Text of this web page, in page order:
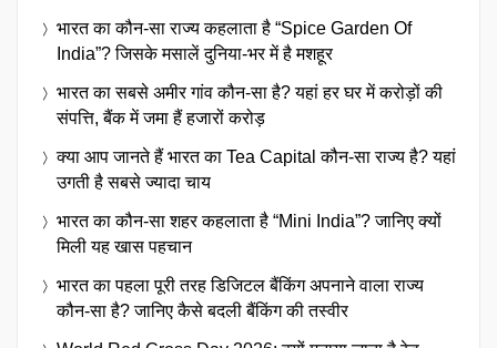
भारत का कौन-सा राज्य कहलाता है “Spice Garden Of
India”? जिसके मसालें दुनिया-भर में है मशहूर
भारत का सबसे अमीर गांव कौन-सा है? यहां हर घर में करोड़ों की
संपत्ति, बैंक में जमा हैं हजारों करोड़
क्या आप जानते हैं भारत का Tea Capital कौन-सा राज्य है? यहां
उगती है सबसे ज्यादा चाय
भारत का कौन-सा शहर कहलाता है “Mini India”? जानिए क्यों
मिली यह खास पहचान
भारत का पहला पूरी तरह डिजिटल बैंकिंग अपनाने वाला राज्य
कौन-सा है? जानिए कैसे बदली बैंकिंग की तस्वीर